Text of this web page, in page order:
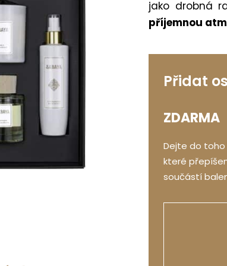
jako drobná
příjemnou
Přidat
ZDARMA
Dejte do toho
které
součástí